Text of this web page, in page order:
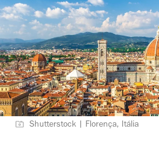
Shutterstock | Florença, Itália